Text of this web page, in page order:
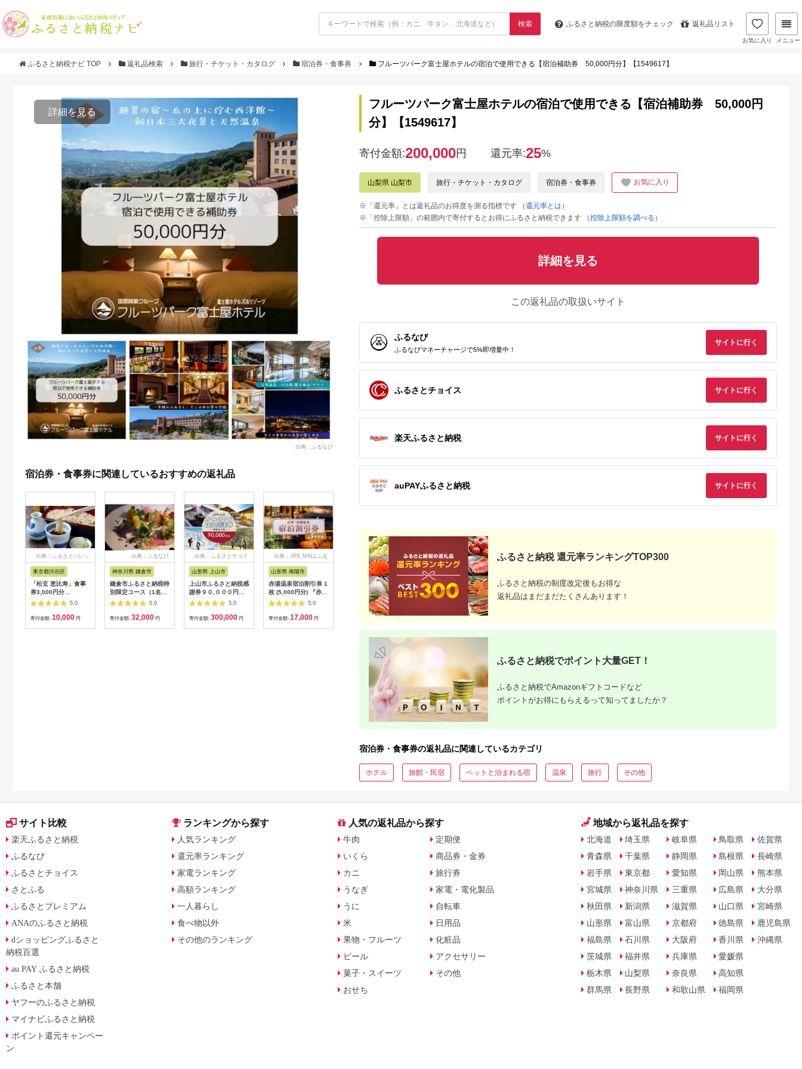
検索 ふるさと納税の限度額をチェック 返礼品リスト
お気に入り メニュー
ふるさと納税ナビ TOP 返礼品検索 旅行・チケット・カタログ 宿泊券・食事券 フルーツパーク富士屋ホテルの宿泊で使用できる【宿泊補助券 50,000円分】【1549617】
詳細を見る
出典：ふるなび
宿泊券・食事券に関連しているおすすめの返礼品
出典：ふるさとパレッ
東京都渋谷区
「松玄 恵比寿」食事
券3,000円分
【098004】 チケット
お食事券 和食 十割蕎
麦 旬食材 コース料理
5.0
寄付金額: 10,000 円
出典：ふるなび
神奈川県 鎌倉市
鎌倉市ふるさと納税特
別限定コース（1名様
分）～MOKICHI
KAMAKURAの特別全
7品～ | 食事券 コース
5.0
寄付金額: 32,000 円
出典：ふるさとチョイ
山形県 上山市
上山市ふるさと納税感
謝券９０,０００円
分 0023-22085.0
寄付金額: 300,000 円
出典：JRE MALLふる
山形県 南陽市
赤湯温泉宿泊割引券 1
枚 (5,000円分) 『赤湯
温泉旅館協同組合』
山形県 南陽市 [10]
5.0
寄付金額: 17,000 円
出典：ふるさとパレッ
ト
東京都渋谷区
しゃぶしゃぶKINTAN
代官山本店 お食事券
6000円分
5.0
20,000
出典：ふるなび
北海道 東川町
(22001089)三千櫻飲
もうぜチケット
（3000円分）
5.0
10,000
出典：ふるさとチョイ
荒船パノラマキャンプ
フィールド(APC) バ
イク１台１泊キャンプ
出典：ふるなび
ステーキハウス寿楽
お食事・お買物券
（6,000円分）｜ステ
フルーツパーク富士屋ホテルの宿泊で使用できる【宿泊補助券 50,000円
分】【1549617】
寄付金額:200,000円 還元率:25%
山梨県 山梨市 旅行・チケット・カタログ 宿泊券・食事券 お気に入り
※「還元率」とは返礼品のお得度を測る指標です
（還元率とは）
※「控除上限額」の範囲内で寄付するとお得にふるさと納税できます
（控除上限額を調べる）
詳細を見る
この返礼品の取扱いサイト
ふるなび
ふるなびマネーチャージで5%即増量中！
サイトに行く
ふるさとチョイス サイトに行く
楽天ふるさと納税 サイトに行く
auPAYふるさと納税 サイトに行く
ふるさと納税 還元率ランキングTOP300
ふるさと納税の制度改定後もお得な
返礼品はまだまだたくさんあります！
ふるさと納税でポイント大量GET！
ふるさと納税でAmazonギフトコードなど
ポイントがお得にもらえるって知ってましたか？
宿泊券・食事券の返礼品に関連しているカテゴリ
ホテル 旅館・民宿 ペットと泊まれる宿 温泉 旅行 その他
サイト比較
楽天ふるさと納税
ふるなび
ふるさとチョイス
さとふる
ふるさとプレミアム
ANAのふるさと納税
dショッピングふるさと
納税百選
au PAY ふるさと納税
ふるさと本舗
ヤフーのふるさと納税
マイナビふるさと納税
ポイント還元キャンペー
ン
ランキングから探す
人気ランキング
還元率ランキング
家電ランキング
高額ランキング
一人暮らし
食べ物以外
その他のランキング
人気の返礼品から探す
牛肉
いくら
カニ
うなぎ
うに
米
果物・フルーツ
ビール
菓子・スイーツ
おせち
定期便
商品券・金券
旅行券
家電・電化製品
自転車
日用品
化粧品
アクセサリー
その他
地域から返礼品を探す
北海道
青森県
岩手県
宮城県
秋田県
山形県
福島県
茨城県
栃木県
群馬県
埼玉県
千葉県
東京都
神奈川県
新潟県
富山県
石川県
福井県
山梨県
長野県
岐阜県
静岡県
愛知県
三重県
滋賀県
京都府
大阪府
兵庫県
奈良県
和歌山県
鳥取県
島根県
岡山県
広島県
山口県
徳島県
香川県
愛媛県
高知県
福岡県
佐賀県
長崎県
熊本県
大分県
宮崎県
鹿児島県
沖縄県